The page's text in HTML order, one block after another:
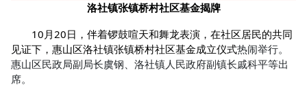
洛社镇张镇桥村社区基金揭牌
10月20日，伴着锣鼓喧天和舞龙表演，在社区居民的共同
见证下，惠山区洛社镇张镇桥村社区基金成立仪式热闹举行。
惠山区民政局副局长虞钢、洛社镇人民政府副镇长戚科平等出
席。